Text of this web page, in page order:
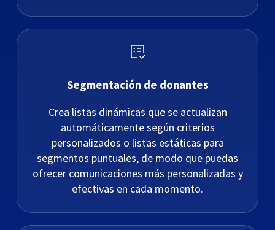
Segmentación de donantes
Crea listas dinámicas que se actualizan
automáticamente según criterios
personalizados o listas estáticas para
segmentos puntuales, de modo que puedas
ofrecer comunicaciones más personalizadas y
efectivas en cada momento.